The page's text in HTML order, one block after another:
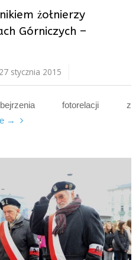
żołnierzy
Górniczych –
stycznia 2015
fotorelacji z
→